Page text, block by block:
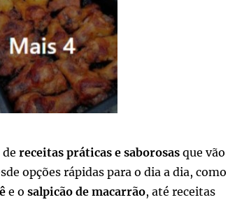
receitas práticas e saborosasque vão
opções rápidas para o dia a dia,
e o salpicão de macarrão, até receitas